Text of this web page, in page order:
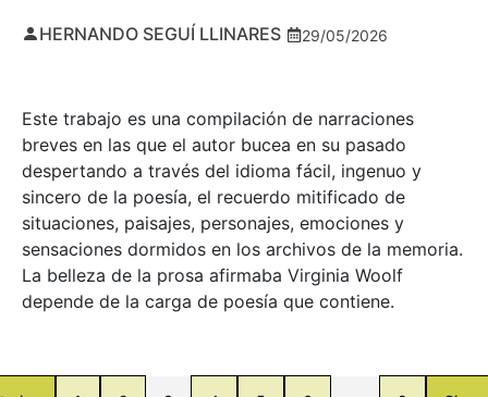
HERNANDO SEGUÍ LLINARES 29/05/2026
Este trabajo es una compilación de narraciones
breves en las que el autor bucea en su pasado
despertando a través del idioma fácil, ingenuo y
sincero de la poesía, el recuerdo mitificado de
situaciones, paisajes, personajes, emociones y
sensaciones dormidos en los archivos de la memoria.
La belleza de la prosa afirmaba Virginia Woolf
depende de la carga de poesía que contiene.